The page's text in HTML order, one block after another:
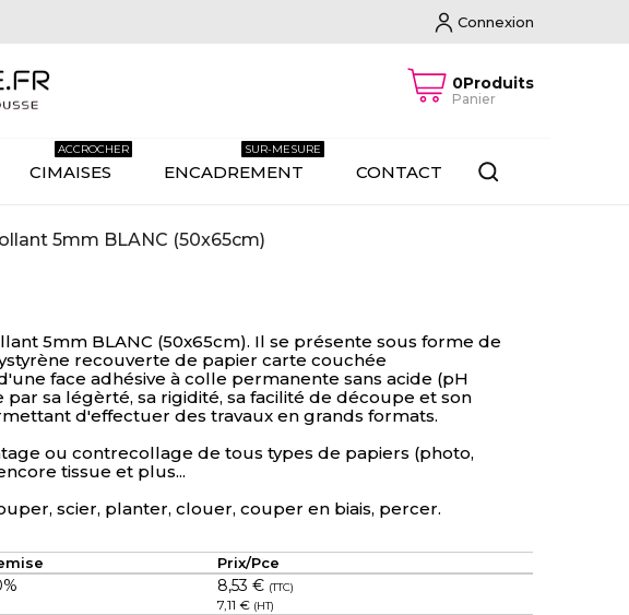
Connexion
0Produits
Panier
CIMAISES
ACCROCHER
ENCADREMENT
SUR-MESURE
CONTACT
5mm BLANC (50x65cm)
5mm BLANC (50x65cm). Il se présente sous forme de
recouverte de papier carte couchée
face adhésive à colle permanente sans acide (pH
par sa légèrté, sa rigidité, sa facilité de découpe et son
d'effectuer des travaux en grands formats.
ou contrecollage de tous types de papiers (photo,
tissue et plus...
scier, planter, clouer, couper en biais, percer.
Prix/Pce
8,53 € (TTC)
7,11 € (HT)